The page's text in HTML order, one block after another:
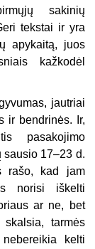
sakinių
tekstai ir yra
apykaitą, juos
kažkodėl
jautriai
ir bendrinės. Ir,
pasakojimo
sausio 17–23 d.
rašo, kad jam
norisi iškelti
ar ne, bet
tarmės
kelti